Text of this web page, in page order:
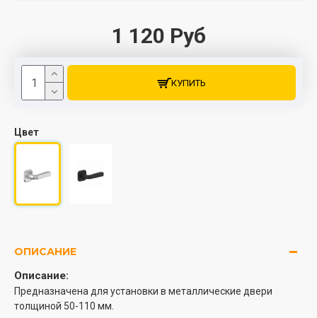
1 120 Руб
Цвет
КУПИТЬ
ОПИСАНИЕ
Описание:
Предназначена для установки в металлические двери
толщиной 50-110 мм.